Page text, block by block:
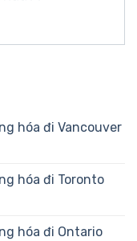
hóa đi Vancouver
hóa đi Toronto
hóa đi Ontario